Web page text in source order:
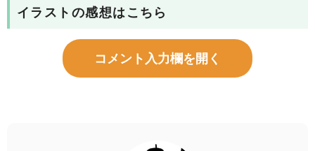
イラストの感想はこちら
コメント入力欄を開く